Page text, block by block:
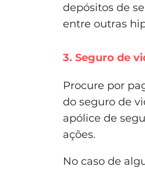
depósitos de
entre outras
3. Seguro de
Procure por
do seguro de
apólice de
ações.
No caso de